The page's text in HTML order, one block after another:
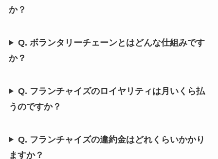
か？
Q. ボランタリーチェーンとはどんな仕組みです
か？
Q. フランチャイズのロイヤリティは月いくら払
うのですか？
Q. フランチャイズの違約金はどれくらいかかり
ますか？